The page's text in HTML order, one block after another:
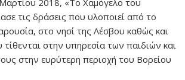
2018, «Το Χαμόγελο του
τις δράσεις που υλοποιεί από το
στο νησί της Λέσβου καθώς και
τίθενται στην υπηρεσία των παιδιών και
στην ευρύτερη περιοχή του Βορείου